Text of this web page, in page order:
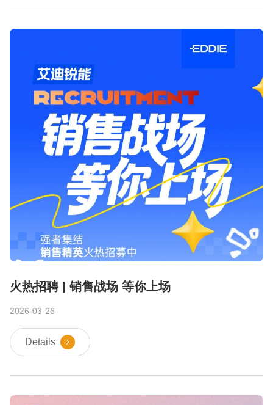
火热招聘 | 销售战场 等你上场
2026-03-26
Details